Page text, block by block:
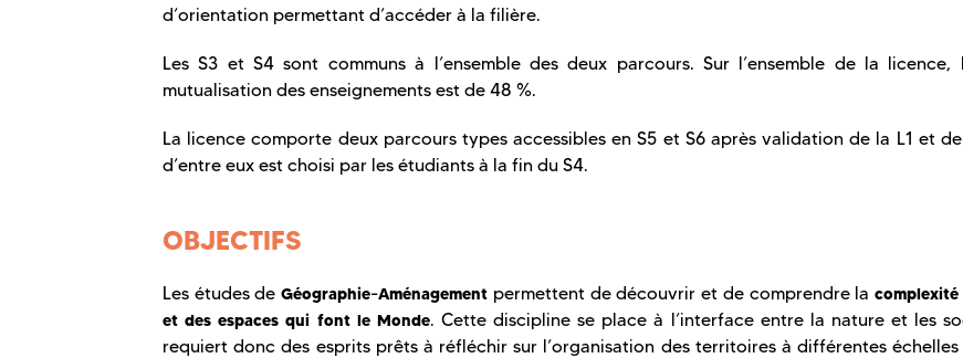
d’orientation permettant d’accéder à la filière.
Les S3 et S4 sont communs à l’ensemble des deux parcours. Sur l’ensemble de la
mutualisation des enseignements est de 48 %.
La licence comporte deux parcours types accessibles en S5 et S6 après validation de la L1 et de
d’entre eux est choisi par les étudiants à la fin du S4.
OBJECTIFS
Les études deGéographie-Aménagement permettent de découvrir et de comprendre lacomplexité
et des espaces qui font le Monde. Cette discipline se place à l’interface entre la nature et les
requiert donc des esprits prêts à réfléchir sur l’organisation des territoires à différentes échelles